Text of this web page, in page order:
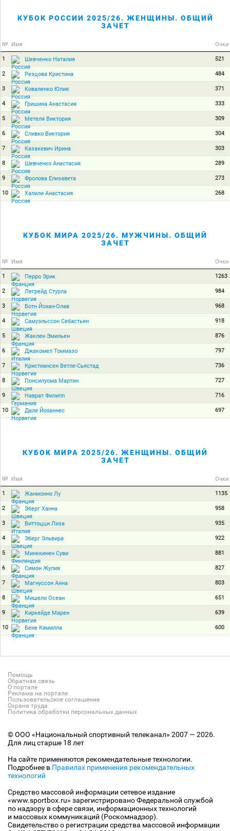
КУБОК РОССИИ 2025/26. ЖЕНЩИНЫ. ОБЩИЙ
ЗАЧЕТ
№ Имя Очки
1 Шевченко Наталия 521
2 Резцова Кристина 484
3 Коваленко Юлия 371
4 Гришина Анастасия 333
5 Метеля Виктория 309
6 Сливко Виктория 304
7 Казакевич Ирина 303
8 Шевченко Анастасия 289
9 Фролова Елизавета 273
10 Халили Анастасия 268
КУБОК МИРА 2025/26. МУЖЧИНЫ. ОБЩИЙ
ЗАЧЕТ
№ Имя Очки
1 Перро Эрик 1263
2 Легрейд Стурла 984
3 Ботн Йохан-Олав 968
4 Самуэльссон Себастьян 918
5 Жаклен Эмильен 876
6 Джакомел Томмазо 797
7 Кристиансен Ветле-Сьястад 736
8 Понсилуома Мартин 727
9 Наврат Филипп 716
10 Дале Йоханнес 697
КУБОК МИРА 2025/26. ЖЕНЩИНЫ. ОБЩИЙ
ЗАЧЕТ
№ Имя Очки
1 Жанмонно Лу 1135
2 Эберг Ханна 958
3 Виттоцци Лиза 935
4 Эберг Эльвира 922
5 Минккинен Суви 881
6 Симон Жулия 827
7 Магнуссон Анна 803
8 Мишело Осеан 651
9 Киркейде Марен 639
10 Бене Камилла 600
Помощь
Обратная связь
О портале
Реклама на портале
Пользовательское соглашение
Охрана труда
Политика обработки персональных данных
© ООО «Национальный спортивный телеканал» 2007 — 2026.
Для лиц старше 18 лет
На сайте применяются рекомендательные технологии.
Подробнее в Правилах применения рекомендательных
технологий
Средство массовой информации сетевое издание
«www.sportbox.ru» зарегистрировано Федеральной службой
по надзору в сфере связи, информационных технологий
и массовых коммуникаций (Роскомнадзор).
Свидетельство о регистрации средства массовой информации